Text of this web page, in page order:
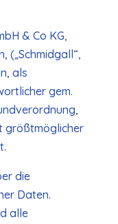
& Co KG,
(„Schmidgall“,
als
gem.
größtmöglicher
die
Daten.
alle